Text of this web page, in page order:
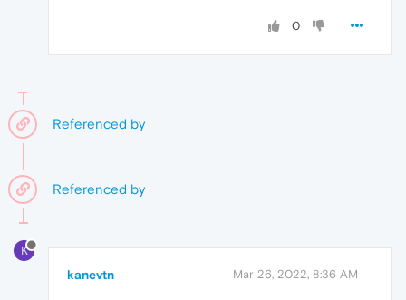
0
Referenced by
Referenced by
K
kanevtn Mar 26, 2022, 8:36 AM